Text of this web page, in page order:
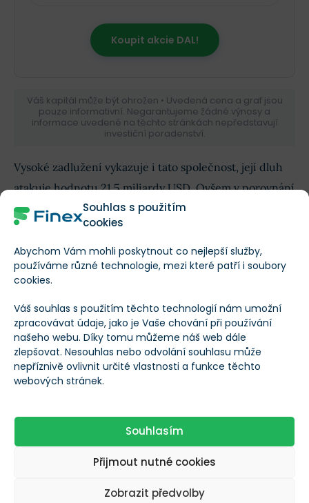
Souhlas s použitím
cookies
Abychom Vám mohli poskytnout co nejlepší služby,
používáme různé technologie, mezi které patří i soubory
cookies.
Váš souhlas s použitím těchto technologií nám umožní
zpracovávat údaje, jako je Vaše chování při používání
našeho webu. Díky tomu můžeme náš web dále
zlepšovat. Nesouhlas nebo odvolání souhlasu může
nepříznivě ovlivnit určité vlastnosti a funkce těchto
webových stránek.
Souhlasím
Přijmout nutné cookies
Zobrazit předvolby
Koupit akcie DAL!
Váš kapitál může být ohrožen • Uvedená cena a graf jsou
pouze informativní. Negarantujeme žádné výnosy a
informace uvedené na těchto stránkách nepředstavují
investiční poradenství.
Vysoké zadlužení vykazuje i tato společnost, její dluh
atakuje hodnotu 21,5 miliardy USD. Ovšem v porovnání
s American Airlines to není vzhledem k tržní
kapitalizaci tak špatné, protože ta činí 60,5 miliardy
USD.
Měsíční akciový graf společnosti Delta Airlines
Akcie Delta Airlines mají pod sebou jeden velmi